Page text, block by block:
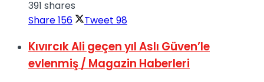
391 shares
Share156 Tweet 98
Kıvırcık Ali geçen yıl Aslı Güven’le
evlenmiş / Magazin Haberleri